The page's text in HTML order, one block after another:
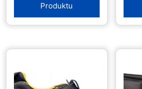
Produktu